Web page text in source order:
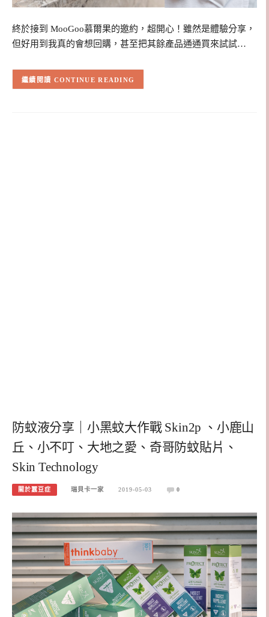
終於接到 MooGoo慕爾果的邀約，超開心！雖然是體驗分享，
但好用到我真的會想回購，甚至把其餘產品通通買來試試…
CONTINUE READING
防蚊液分享｜小黑蚊大作戰 Skin2p 、小鹿山
丘、小不叮、大地之愛、奇哥防蚊貼片、
Skin Technology
關於蠶豆症 瑞貝卡一家 2019-05-03 0